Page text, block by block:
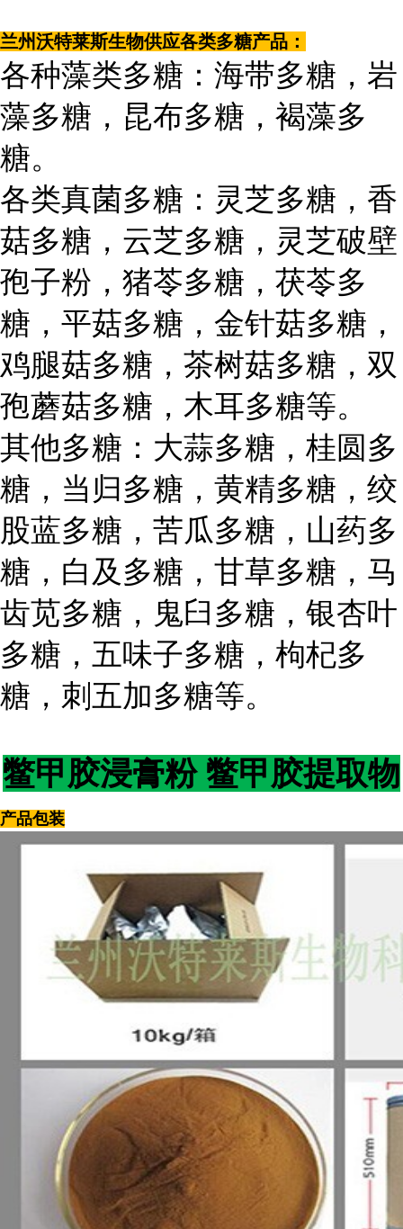
兰州沃特莱斯生物供应各类多糖产品：
各种藻类多糖：海带多糖，岩
藻多糖，昆布多糖，褐藻多
糖。
各类真菌多糖：灵芝多糖，香
菇多糖，云芝多糖，灵芝破壁
孢子粉，猪苓多糖，茯苓多
糖，平菇多糖，金针菇多糖，
鸡腿菇多糖，茶树菇多糖，双
孢蘑菇多糖，木耳多糖等。
其他多糖：大蒜多糖，桂圆多
糖，当归多糖，黄精多糖，绞
股蓝多糖，苦瓜多糖，山药多
糖，白及多糖，甘草多糖，马
齿苋多糖，鬼臼多糖，银杏叶
多糖，五味子多糖，枸杞多
糖，刺五加多糖等。
鳖甲胶浸膏粉 鳖甲胶提取物
产品包装